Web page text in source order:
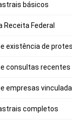
básicos
Receita Federal
existência de
consultas recentes
empresas
completos